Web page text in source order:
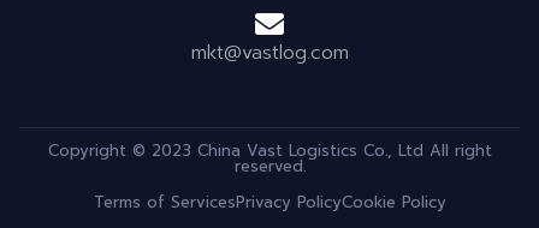
mkt@vastlog.com
Copyright © 2023 China Vast Logistics Co., Ltd All right
reserved.
Terms of ServicesPrivacy PolicyCookie Policy